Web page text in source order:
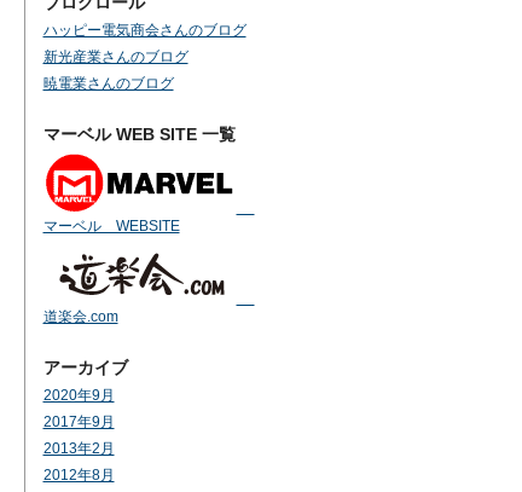
ハッピー電気商会さんのブログ
新光産業さんのブログ
暁電業さんのブログ
マーベル WEB SITE 一覧
マーベル WEBSITE
道楽会.com
アーカイブ
2020年9月
2017年9月
2013年2月
2012年8月